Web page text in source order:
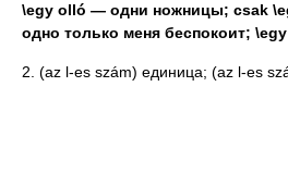
\egy olló — одни ножницы; csak
одно только меня беспокоит;
2. (az l-es szám) единица; (az l-es